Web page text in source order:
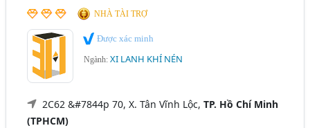
NHÀ TÀI TRỢ
Được xác minh
Ngành:XI LANH KHÍ NÉN
2C62 &#7844p 70, X. Tân Vĩnh Lộc,TP. Hồ Chí Minh
(TPHCM)